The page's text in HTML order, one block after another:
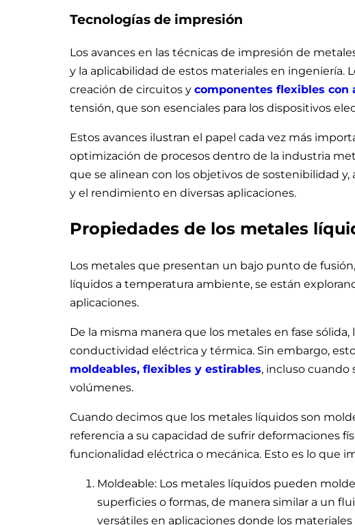
Tecnologías de impresión
Los avances en las técnicas de impresión de
y la aplicabilidad de estos materiales en ingeniería.
creación de circuitos y componentes flexibles con
tensión, que son esenciales para los dispositivos
Estos avances ilustran el papel cada vez más
optimización de procesos dentro de la industria
que se alinean con los objetivos de sostenibilidad
y el rendimiento en diversas aplicaciones.
Propiedades de los metales
Los metales que presentan un bajo punto de
líquidos a temperatura ambiente, se están
aplicaciones.
De la misma manera que los metales en fase
conductividad eléctrica y térmica. Sin embargo,
moldeables, flexibles y estirables, incluso cuando
volúmenes.
Cuando decimos que los metales líquidos son
referencia a su capacidad de sufrir deformaciones
funcionalidad eléctrica o mecánica. Esto es lo que
Moldeable: Los metales líquidos pueden
superficies o formas, de manera similar a un
versátiles en aplicaciones donde los